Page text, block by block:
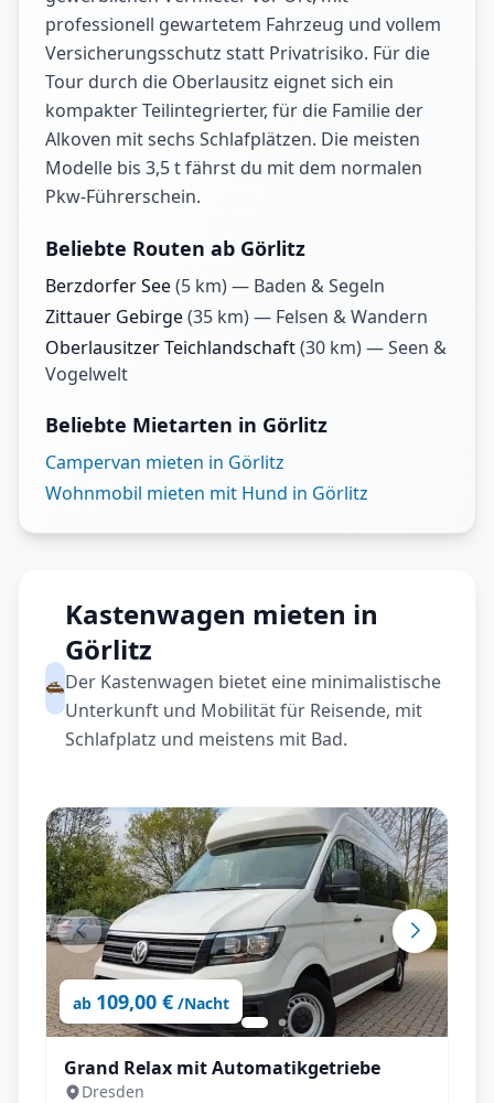
professionell gewartetem Fahrzeug und vollem
Versicherungsschutz statt Privatrisiko. Für die
Tour durch die Oberlausitz eignet sich ein
kompakter Teilintegrierter, für die Familie der
Alkoven mit sechs Schlafplätzen. Die meisten
Modelle bis 3,5 t fährst du mit dem normalen
Pkw-Führerschein.
Beliebte Routen ab Görlitz
Berzdorfer See(5 km) — Baden & Segeln
Zittauer Gebirge(35 km) — Felsen & Wandern
Oberlausitzer Teichlandschaft(30 km) —Seen &
Vogelwelt
Beliebte Mietarten in Görlitz
Campervan mieten in Görlitz
Wohnmobil mieten mit Hund in Görlitz
Kastenwagen mieten in
Görlitz
Der Kastenwagen bietet eine minimalistische
Unterkunft und Mobilität für Reisende, mit
Schlafplatz und meistens mit Bad.
ab 109,00 € /Nacht
Grand Relax mit Automatikgetriebe
Dresden